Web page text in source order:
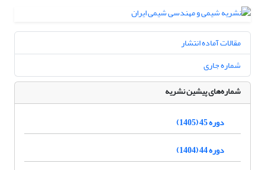
مقالات آماده انتشار
شماره جاری
شماره‌های پیشین نشریه
دوره 45 (1405)
دوره 44 (1404)